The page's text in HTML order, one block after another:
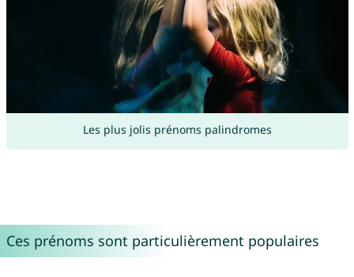
Les plus jolis prénoms palindromes
Ces prénoms sont particulièrement populaires